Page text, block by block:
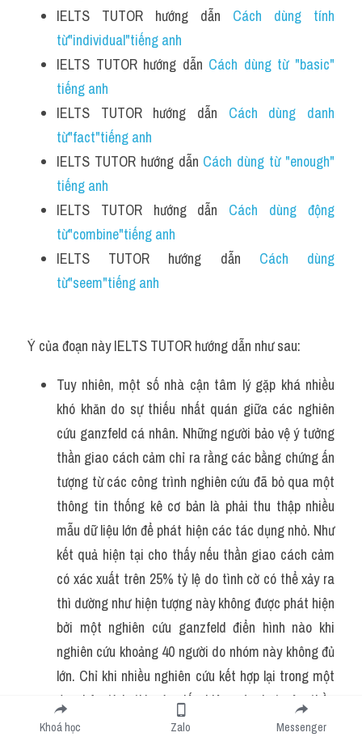
IELTS TUTOR hướng dẫn Cách dùng tính
từ"individual"tiếng anh
IELTS TUTOR hướng dẫn Cách dùng từ "basic"
tiếng anh
IELTS TUTOR hướng dẫn Cách dùng danh
từ"fact"tiếng anh
IELTS TUTOR hướng dẫn Cách dùng từ "enough"
tiếng anh
IELTS TUTOR hướng dẫn Cách dùng động
từ"combine"tiếng anh
IELTS TUTOR hướng dẫn Cách dùng
từ"seem"tiếng anh
Ý của đoạn này IELTS TUTOR hướng dẫn như sau:
Tuy nhiên, một số nhà cận tâm lý gặp khá nhiều
khó khăn do sự thiếu nhất quán giữa các nghiên
cứu ganzfeld cá nhân. Những người bảo vệ ý tưởng
thần giao cách cảm chỉ ra rằng các bằng chứng ấn
tượng từ các công trình nghiên cứu đã bỏ qua một
thông tin thống kê cơ bản là phải thu thập nhiều
mẫu dữ liệu lớn để phát hiện các tác dụng nhỏ. Như
kết quả hiện tại cho thấy nếu thần giao cách cảm
có xác xuất trên 25% tỷ lệ do tình cờ có thể xảy ra
thì dường như hiện tượng này không được phát hiện
bởi một nghiên cứu ganzfeld điển hình nào khi
nghiên cứu khoảng 40 người do nhóm này không đủ
lớn. Chỉ khi nhiều nghiên cứu kết hợp lại trong một
đa phân tích thì các dấu hiệu mờ nhạt của thần
giao cách cảm thực sự mới trở nên rõ ràng hơn. Và
Khoá học Zalo Messenger